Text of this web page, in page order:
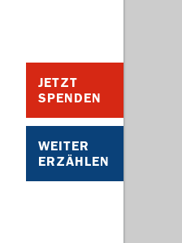
JETZT
SPENDEN
WEITER
ERZÄHLEN